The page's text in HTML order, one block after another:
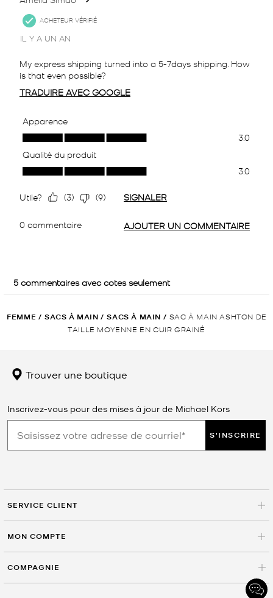
FEMME / SACS À MAIN / SACS À MAIN / SAC À MAIN ASHTON DE
TAILLE MOYENNE EN CUIR GRAINÉ
Trouver une boutique
Inscrivez-vous pour des mises à jour de Michael Kors
S'INSCRIRE
SERVICE CLIENT
MON COMPTE
COMPAGNIE